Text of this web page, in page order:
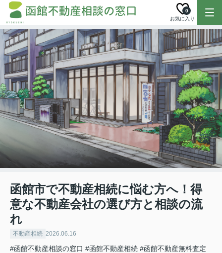
お気に入り
0
函館市で不動産相続に悩む方へ！得
意な不動産会社の選び方と相談の流
れ
不動産相続 2026.06.16
#函館不動産相談の窓口 #函館不動産相続 #函館不動産無料査定